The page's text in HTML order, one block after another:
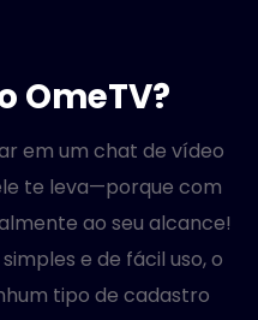
OmeTV?
em um chat de vídeo
te leva—porque com
ao seu alcance!
e de fácil uso, o
tipo de cadastro